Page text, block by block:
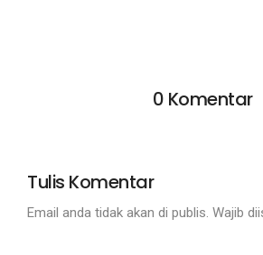
0 Komentar
Tulis Komentar
Email anda tidak akan di publis. Wajib